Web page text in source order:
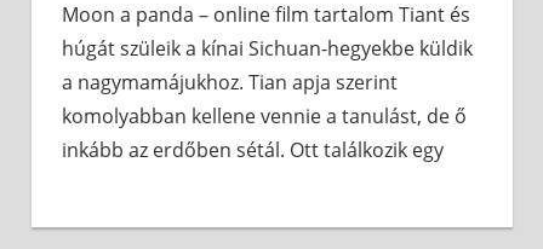
Moon a panda – online film tartalom Tiant és
húgát szüleik a kínai Sichuan-hegyekbe küldik
a nagymamájukhoz. Tian apja szerint
komolyabban kellene vennie a tanulást, de ő
inkább az erdőben sétál. Ott találkozik egy